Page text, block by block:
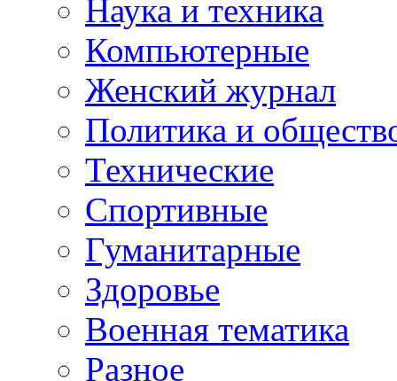
Наука и техника
Компьютерные
Женский журнал
Политика и
Технические
Спортивные
Гуманитарные
Здоровье
Военная тематика
Разное